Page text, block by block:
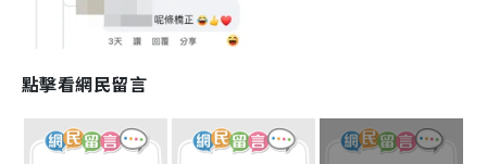
點擊看網民留言